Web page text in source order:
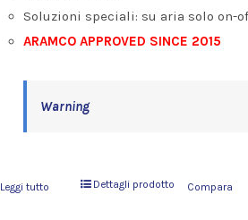
Soluzioni speciali: su aria solo on-
ARAMCO APPROVED SINCE 2015
Warning
Leggi tutto Dettagli prodotto Compara